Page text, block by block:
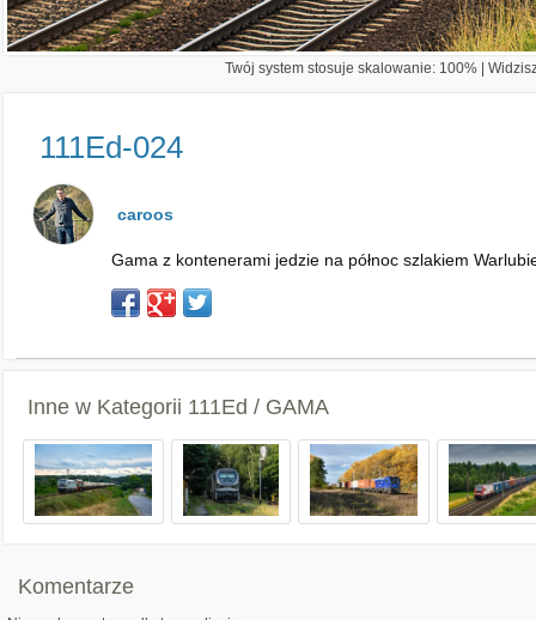
Twój system stosuje skalowanie: 100% |
111Ed-024
caroos
Gama z kontenerami jedzie na północ szlakiem
Inne w Kategorii 111Ed / GAMA
Komentarze